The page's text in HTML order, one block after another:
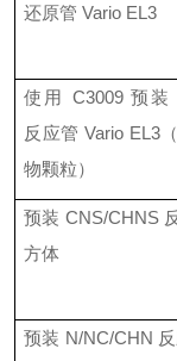
还原管 Vario EL3
使用 C3009预
反应管Vario EL3
物颗粒）
预装 CNS/CHNS
方体
预装 N/NC/CHN